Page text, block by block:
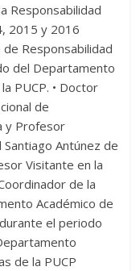
Responsabilidad
2015 y 2016
Responsabilidad
del Departamento
PUCP. • Doctor
de
y Profesor
Antúnez de
Visitante en la
de la
Académico de
el periodo
de la PUCP